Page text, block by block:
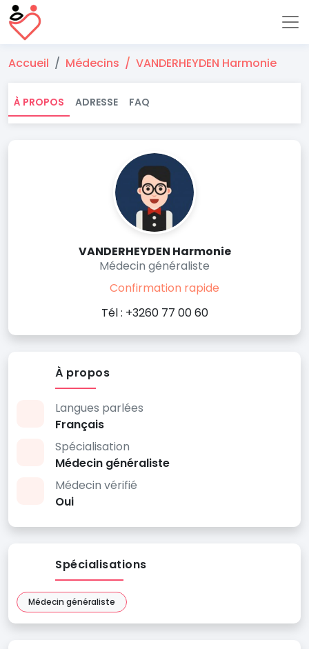
Accueil Médecins VANDERHEYDEN Harmonie
À PROPOS ADRESSE FAQ
VANDERHEYDEN Harmonie
Médecin généraliste
Confirmation rapide
Tél : +3260 77 00 60
À propos
Langues parlées
Français
Spécialisation
Médecin généraliste
Médecin vérifié
Oui
Spécialisations
Médecin généraliste